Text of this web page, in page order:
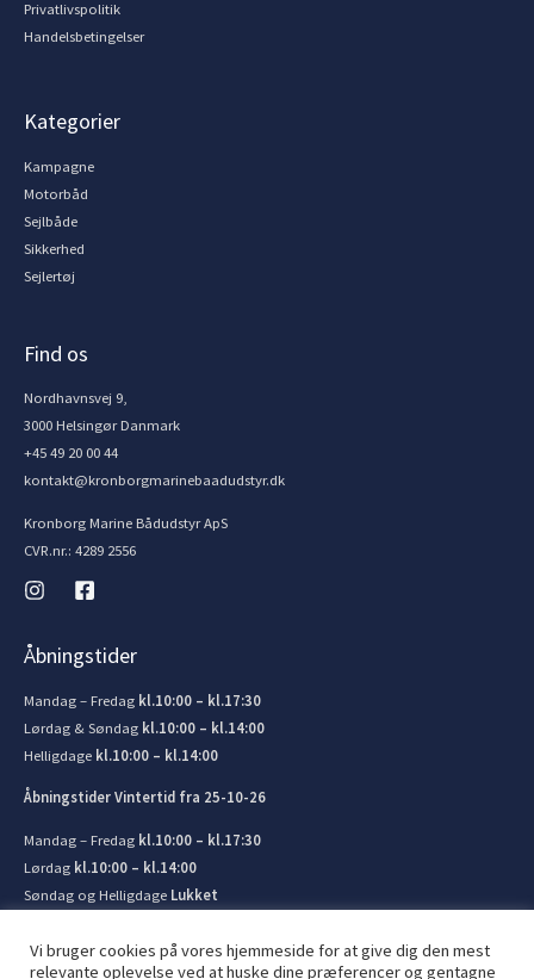
Privatlivspolitik
Handelsbetingelser
Kategorier
Kampagne
Motorbåd
Sejlbåde
Sikkerhed
Sejlertøj
Find os
Nordhavnsvej 9,
3000 Helsingør Danmark
+45 49 20 00 44
kontakt@kronborgmarinebaadudstyr.dk
Kronborg Marine Bådudstyr ApS
CVR.nr.: 4289 2556
Åbningstider
Mandag – Fredag kl.10:00 – kl.17:30
Lørdag & Søndag kl.10:00 – kl.14:00
Helligdage kl.10:00 – kl.14:00
Åbningstider Vintertid fra 25-10-26
Mandag – Fredag kl.10:00 – kl.17:30
Lørdag kl.10:00 – kl.14:00
Søndag og Helligdage Lukket
Vi bruger cookies på vores hjemmeside for at give dig den mest
relevante oplevelse ved at huske dine præferencer og gentagne